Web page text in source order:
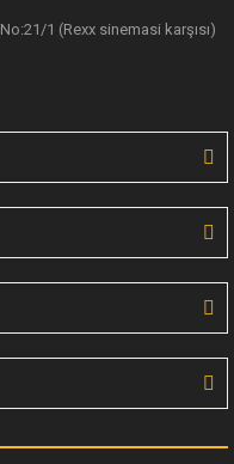
No:21/1 (Rexx sinemasi karşısı)